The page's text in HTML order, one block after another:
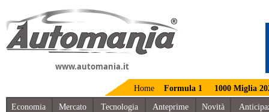
www.automania.it
Home Formula 1 1000 Miglia
Economia Mercato Tecnologia Anteprime Novità